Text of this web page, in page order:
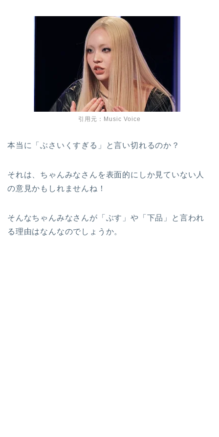
引用元：Music Voice
本当に「ぶさいくすぎる」と言い切れるのか？
それは、ちゃんみなさんを表面的にしか見ていない人
の意見かもしれませんね！
そんなちゃんみなさんが「ぶす」や「下品」と言われ
る理由はなんなのでしょうか。